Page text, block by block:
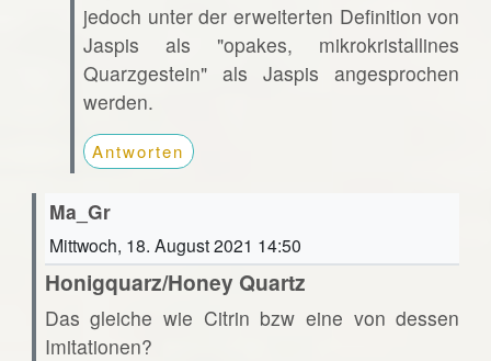
jedoch unter der erweiterten Definition von
Jaspis als "opakes, mikrokristallines
Quarzgestein" als Jaspis angesprochen
werden.
Antworten
Ma_Gr
Mittwoch, 18. August 2021 14:50
Honigquarz/Honey Quartz
Das gleiche wie Citrin bzw eine von dessen
Imitationen?